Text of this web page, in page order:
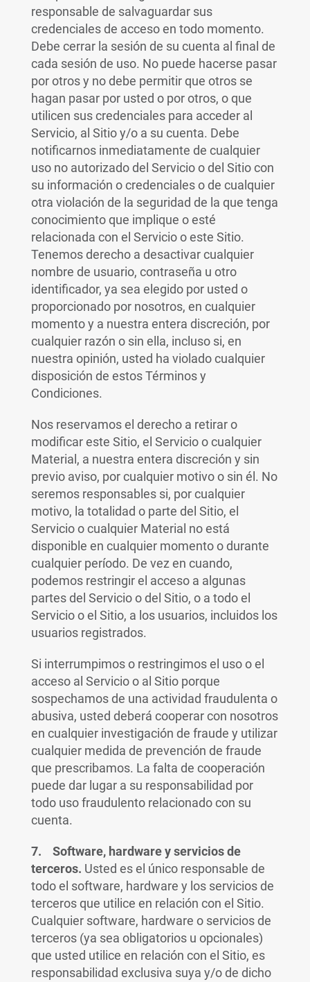
responsable de salvaguardar sus
credenciales de acceso en todo momento.
Debe cerrar la sesión de su cuenta al final de
cada sesión de uso. No puede hacerse pasar
por otros y no debe permitir que otros se
hagan pasar por usted o por otros, o que
utilicen sus credenciales para acceder al
Servicio, al Sitio y/o a su cuenta. Debe
notificarnos inmediatamente de cualquier
uso no autorizado del Servicio o del Sitio con
su información o credenciales o de cualquier
otra violación de la seguridad de la que tenga
conocimiento que implique o esté
relacionada con el Servicio o este Sitio.
Tenemos derecho a desactivar cualquier
nombre de usuario, contraseña u otro
identificador, ya sea elegido por usted o
proporcionado por nosotros, en cualquier
momento y a nuestra entera discreción, por
cualquier razón o sin ella, incluso si, en
nuestra opinión, usted ha violado cualquier
disposición de estos Términos y
Condiciones.
Nos reservamos el derecho a retirar o
modificar este Sitio, el Servicio o cualquier
Material, a nuestra entera discreción y sin
previo aviso, por cualquier motivo o sin él. No
seremos responsables si, por cualquier
motivo, la totalidad o parte del Sitio, el
Servicio o cualquier Material no está
disponible en cualquier momento o durante
cualquier período. De vez en cuando,
podemos restringir el acceso a algunas
partes del Servicio o del Sitio, o a todo el
Servicio o el Sitio, a los usuarios, incluidos los
usuarios registrados.
Si interrumpimos o restringimos el uso o el
acceso al Servicio o al Sitio porque
sospechamos de una actividad fraudulenta o
abusiva, usted deberá cooperar con nosotros
en cualquier investigación de fraude y utilizar
cualquier medida de prevención de fraude
que prescribamos. La falta de cooperación
puede dar lugar a su responsabilidad por
todo uso fraudulento relacionado con su
cuenta.
7. Software, hardware y servicios de
terceros. Usted es el único responsable de
todo el software, hardware y los servicios de
terceros que utilice en relación con el Sitio.
Cualquier software, hardware o servicios de
terceros (ya sea obligatorios u opcionales)
que usted utilice en relación con el Sitio, es
responsabilidad exclusiva suya y/o de dicho